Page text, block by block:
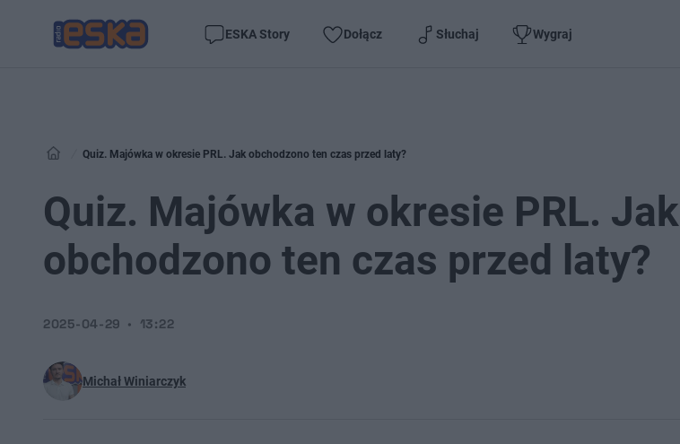
ESKA Story Dołącz Słuchaj Wygraj
Quiz. Majówka w okresie PRL. Jak obchodzono ten czas przed laty?
Quiz. Majówka w okresie PRL. Jak
obchodzono ten czas przed laty?
Michał Winiarczyk
2025-04-29 13:22